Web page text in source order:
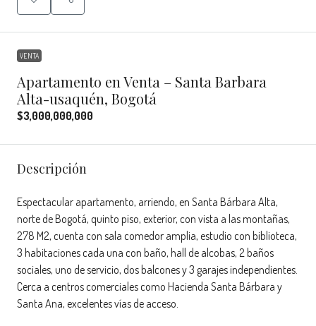
VENTA
Apartamento en Venta – Santa Barbara
Alta-usaquén, Bogotá
$3,000,000,000
Descripción
Espectacular apartamento, arriendo, en Santa Bárbara Alta,
norte de Bogotá, quinto piso, exterior, con vista a las montañas,
278 M2, cuenta con sala comedor amplia, estudio con biblioteca,
3 habitaciones cada una con baño, hall de alcobas, 2 baños
sociales, uno de servicio, dos balcones y 3 garajes independientes.
Cerca a centros comerciales como Hacienda Santa Bárbara y
Santa Ana, excelentes vías de acceso.